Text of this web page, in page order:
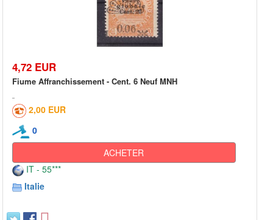
4,72 EUR
Fiume Affranchissement - Cent. 6 Neuf MNH
2,00 EUR
0
ACHETER
IT - 55***
Italie